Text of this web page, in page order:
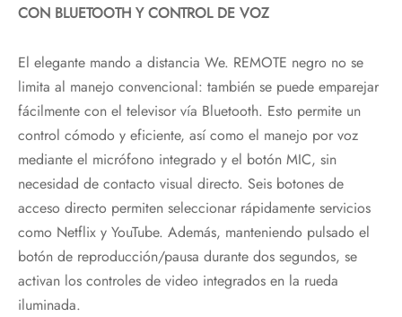
CON BLUETOOTH Y CONTROL DE VOZ
El elegante mando a distancia We. REMOTE negro no se
limita al manejo convencional: también se puede emparejar
fácilmente con el televisor vía Bluetooth. Esto permite un
control cómodo y eficiente, así como el manejo por voz
mediante el micrófono integrado y el botón MIC, sin
necesidad de contacto visual directo. Seis botones de
acceso directo permiten seleccionar rápidamente servicios
como Netflix y YouTube. Además, manteniendo pulsado el
botón de reproducción/pausa durante dos segundos, se
activan los controles de video integrados en la rueda
iluminada.